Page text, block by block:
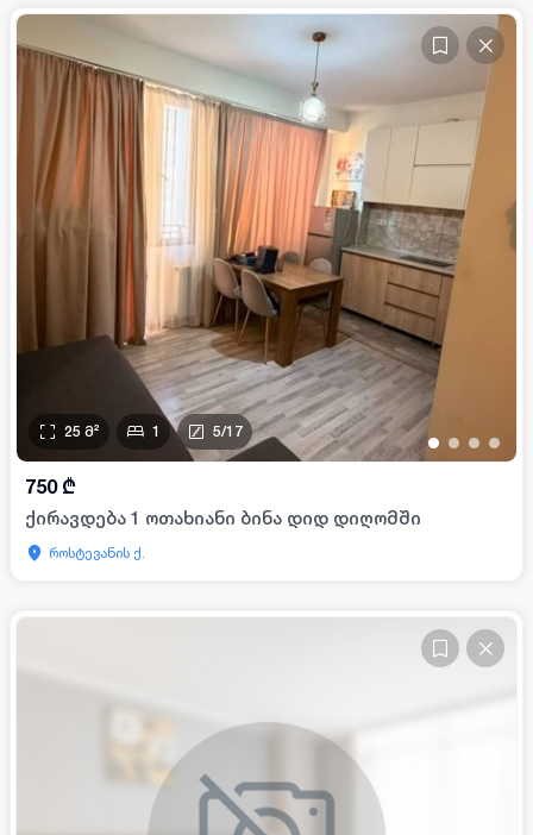
• • • •
25 მ² 1 5/17
750 ₾
ქირავდება 1 ოთახიანი ბინა დიდ დიღომში
როსტევანის ქ.